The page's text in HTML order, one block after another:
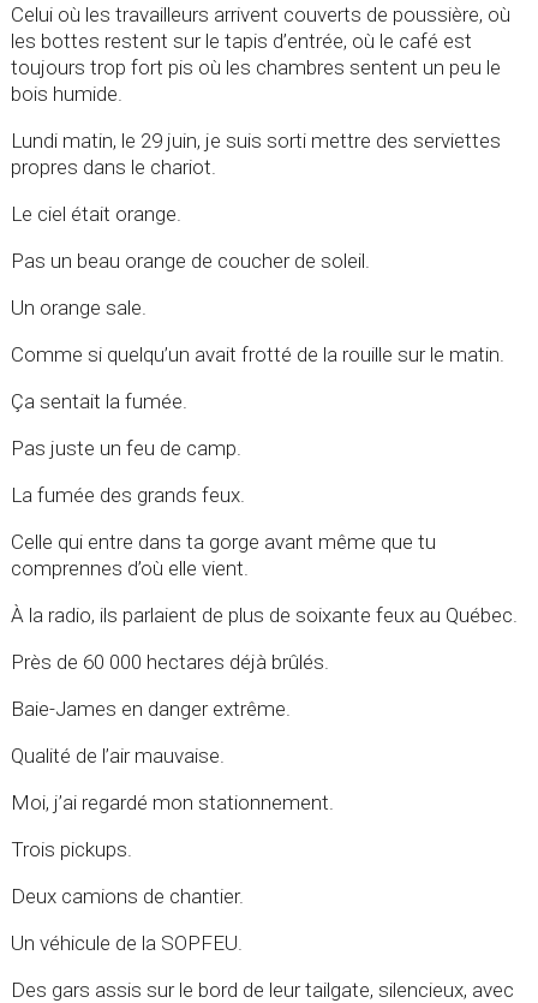
Celui où les travailleurs arrivent couverts de poussière, où
les bottes restent sur le tapis d’entrée, où le café est
toujours trop fort pis où les chambres sentent un peu le
bois humide.
Lundi matin, le 29 juin, je suis sorti mettre des serviettes
propres dans le chariot.
Le ciel était orange.
Pas un beau orange de coucher de soleil.
Un orange sale.
Comme si quelqu’un avait frotté de la rouille sur le matin.
Ça sentait la fumée.
Pas juste un feu de camp.
La fumée des grands feux.
Celle qui entre dans ta gorge avant même que tu
comprennes d’où elle vient.
À la radio, ils parlaient de plus de soixante feux au Québec.
Près de 60 000 hectares déjà brûlés.
Baie-James en danger extrême.
Qualité de l’air mauvaise.
Moi, j’ai regardé mon stationnement.
Trois pickups.
Deux camions de chantier.
Un véhicule de la SOPFEU.
Des gars assis sur le bord de leur tailgate, silencieux, avec